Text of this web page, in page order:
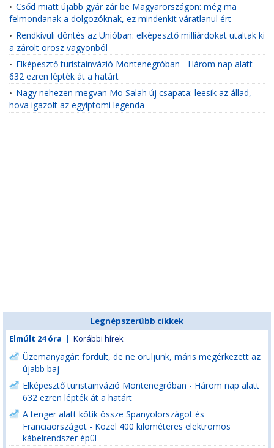
• Csőd miatt újabb gyár zár be Magyarországon: még ma
felmondanak a dolgozóknak, ez mindenkit váratlanul ért
• Rendkívüli döntés az Unióban: elképesztő milliárdokat utaltak ki
a zárolt orosz vagyonból
• Elképesztő turistainvázió Montenegróban - Három nap alatt
632 ezren lépték át a határt
• Nagy nehezen megvan Mo Salah új csapata: leesik az állad,
hova igazolt az egyiptomi legenda
Legnépszerűbb cikkek
Elmúlt 24 óra | Korábbi hírek
Üzemanyagár: fordult, de ne örüljünk, máris megérkezett az
újabb baj
Elképesztő turistainvázió Montenegróban - Három nap alatt
632 ezren lépték át a határt
A tenger alatt kötik össze Spanyolországot és
Franciaországot - Közel 400 kilométeres elektromos
kábelrendszer épül